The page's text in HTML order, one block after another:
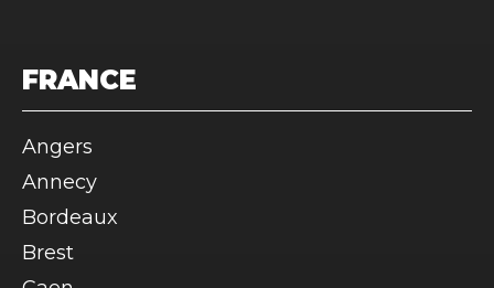
FRANCE
Angers
Annecy
Bordeaux
Brest